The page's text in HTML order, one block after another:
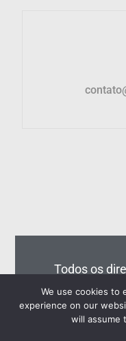
Todos os
Eiros do Brasil
We use cookies to
experience on our
will assume